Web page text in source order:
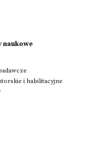
naukowe
i habilitacyjne